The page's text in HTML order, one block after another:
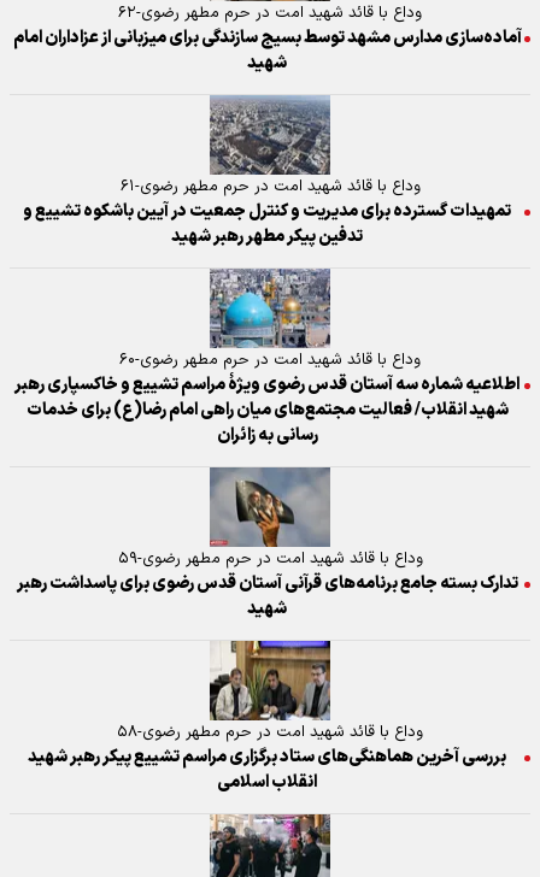
وداع با قائد شهید امت در حرم مطهر رضوی-۶۲
آماده‌سازی مدارس مشهد توسط بسیج سازندگی برای میزبانی از عزاداران امام
شهید
وداع با قائد شهید امت در حرم مطهر رضوی-۶۱
تمهیدات گسترده برای مدیریت و کنترل جمعیت در آیین باشکوه تشییع و
تدفین پیکر مطهر رهبر شهید
وداع با قائد شهید امت در حرم مطهر رضوی-۶۰
اطلاعیه شماره سه آستان قدس رضوی ویژهٔ مراسم تشییع و خاکسپاری رهبر
شهید انقلاب/ فعالیت مجتمع‌های میان راهی امام رضا(ع) برای خدمات
رسانی به زائران
وداع با قائد شهید امت در حرم مطهر رضوی-۵۹
تدارک بسته جامع برنامه‌های قرآنی آستان قدس رضوی برای پاسداشت رهبر
شهید
وداع با قائد شهید امت در حرم مطهر رضوی-۵۸
بررسی آخرین هماهنگی‌های ستاد برگزاری مراسم تشییع پیکر رهبر شهید
انقلاب اسلامی